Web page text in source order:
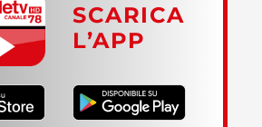
SCARICA
L’APP